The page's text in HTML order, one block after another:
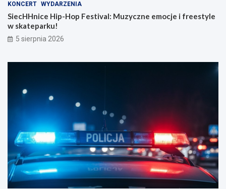
KONCERT WYDARZENIA
SiecHHnice Hip-Hop Festival: Muzyczne emocje i freestyle
w skateparku!
5 sierpnia 2026